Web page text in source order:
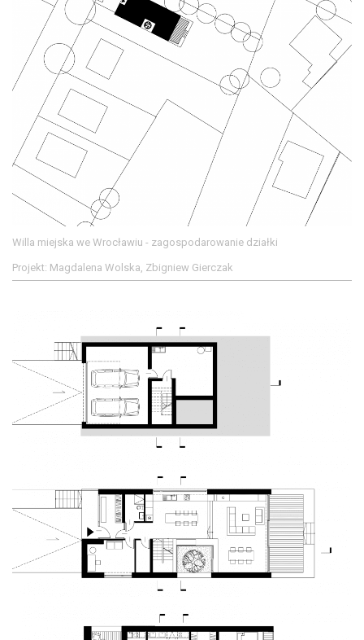
Willa miejska we Wrocławiu - zagospodarowanie działki
Projekt: Magdalena Wolska, Zbigniew Gierczak